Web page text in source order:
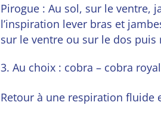
Pirogue : Au sol, sur le ventre,
l’inspiration lever bras et
sur le ventre ou sur le dos
3. Au choix : cobra – cobra
Retour à une respiration fluide